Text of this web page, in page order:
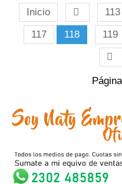
Inicio 113
117
118 119